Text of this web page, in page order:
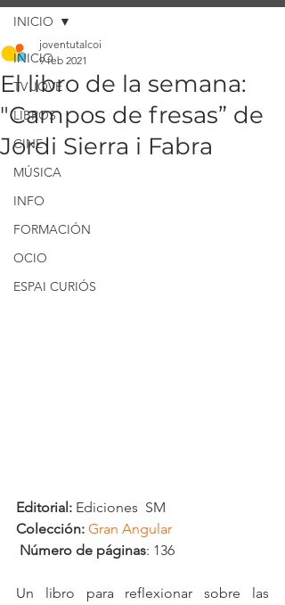
INICIO
TV JOVE
LIBROS
CINE
MÚSICA
INFO
FORMACIÓN
OCIO
ESPAI CURIÓS
INICIO
El libro de la semana:
"Campos de fresas” de
Jordi Sierra i Fabra
joventutalcoi
9 feb 2021
Editorial: Ediciones  SM
Colección: Gran Angular
Número de páginas: 136
Un libro para reflexionar sobre las